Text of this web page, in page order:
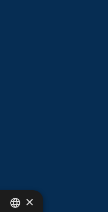
×